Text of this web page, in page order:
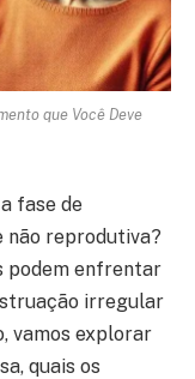
que Você Deve
fase de
não reprodutiva?
podem enfrentar
irregular
vamos explorar
quais os